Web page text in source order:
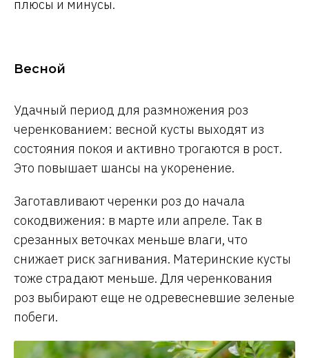
плюсы и минусы.
Весной
Удачный период для размножения роз
черенкованием: весной кусты выходят из
состояния покоя и активно трогаются в рост.
Это повышает шансы на укоренение.
Заготавливают черенки роз до начала
сокодвижения: в марте или апреле. Так в
срезанных веточках меньше влаги, что
снижает риск загнивания. Материнские кусты
тоже страдают меньше. Для черенкования
роз выбирают еще не одревесневшие зеленые
побеги.